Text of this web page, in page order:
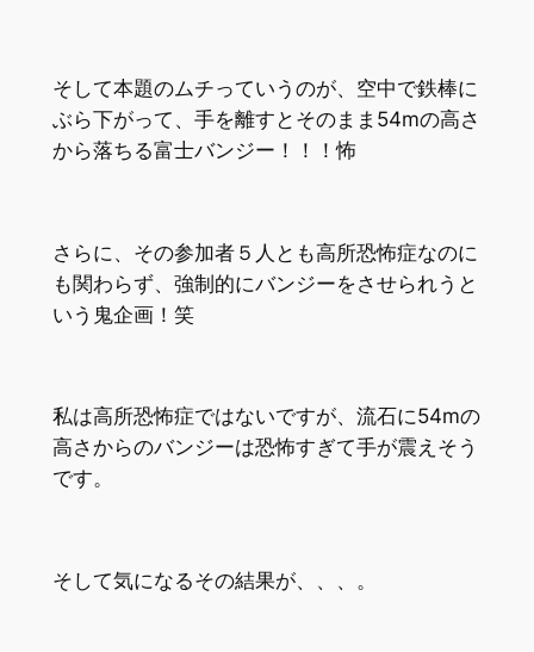
そして本題のムチっていうのが、空中で鉄棒に
ぶら下がって、手を離すとそのまま54mの高さ
から落ちる富士バンジー！！！怖
さらに、その参加者５人とも高所恐怖症なのに
も関わらず、強制的にバンジーをさせられうと
いう鬼企画！笑
私は高所恐怖症ではないですが、流石に54mの
高さからのバンジーは恐怖すぎて手が震えそう
です。
そして気になるその結果が、、、。